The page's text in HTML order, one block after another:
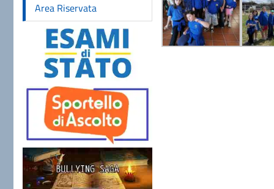
Area Riservata